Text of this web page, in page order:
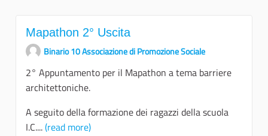
Mapathon 2° Uscita
Binario 10 Associazione di Promozione Sociale
2° Appuntamento per il Mapathon a tema barriere
architettoniche.
A seguito della formazione dei ragazzi della scuola
I.C....(read more)